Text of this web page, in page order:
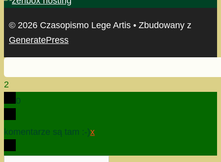
© 2026 Czasopismo Lege Artis • Zbudowany z
GeneratePress
2
0
komentarze są tam :-)x